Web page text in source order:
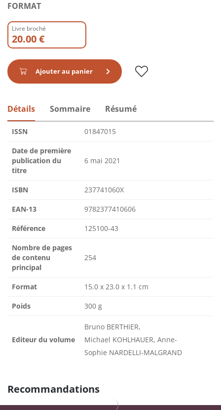
FORMAT
Livre broché
20.00 €
Ajouter au panier
Détails Sommaire Résumé
ISSN 01847015
Date de première
publication du
titre
6 mai 2021
ISBN 237741060X
EAN-13 9782377410606
Référence 125100-43
Nombre de pages
de contenu
principal
254
Format 15.0 x 23.0 x 1.1 cm
Poids 300 g
Editeur du volume
Bruno BERTHIER,
Michael KOHLHAUER, Anne-
Sophie NARDELLI-MALGRAND
Recommandations